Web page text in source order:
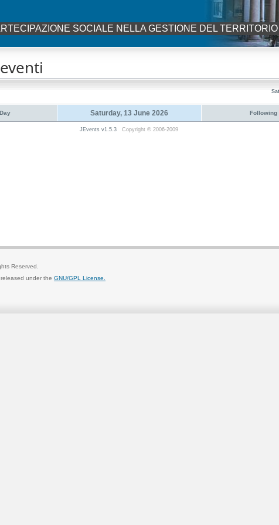
SOCIALE NELLA GESTIONE DEL TERRITORIO
Saturday, 13 June 2026 Following
JEvents v1.5.3 Copyright © 2006-2009
Reserved.
released under theGNU/GPL License.